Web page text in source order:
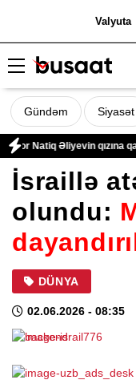
Valyuta
Gündəm Siyasət
Natiq Əliyevin qızına
İsraillə
olundu:
DÜNYA
02.06.2026 - 08:35